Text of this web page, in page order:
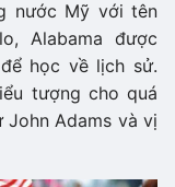
nước Mỹ với tên
Alabama được
học về lịch sử.
tượng cho quá
John Adams và vị